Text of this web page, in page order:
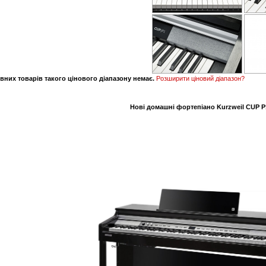
товарів такого цінового діапазону немає. Розширити ціновий діапазон?
Нові домашні фортепіано Kurzweil CUP